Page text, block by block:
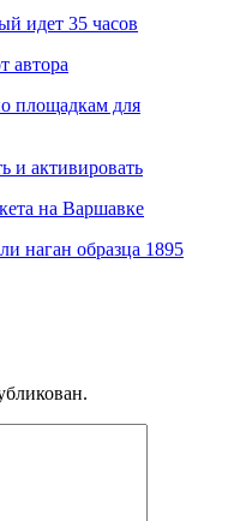
идет 35 часов
автора
площадкам для
и активировать
на Варшавке
наган образца 1895